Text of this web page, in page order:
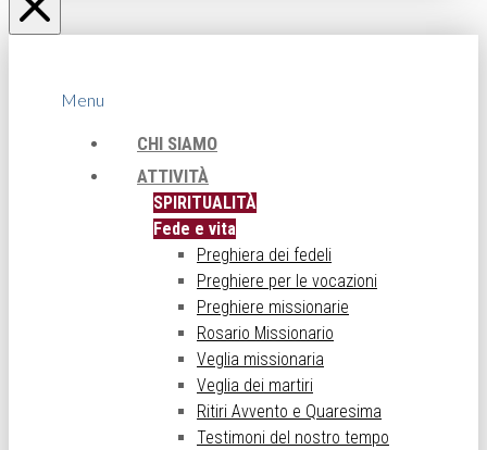
Menu
CHI SIAMO
ATTIVITÀ
SPIRITUALITÀ
Fede e vita
Preghiera dei fedeli
Preghiere per le vocazioni
Preghiere missionarie
Rosario Missionario
Veglia missionaria
Veglia dei martiri
Ritiri Avvento e Quaresima
Testimoni del nostro tempo